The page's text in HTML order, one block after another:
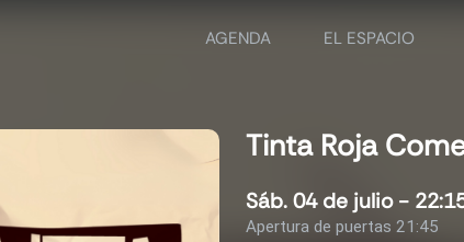
AGENDA EL ESPACIO
Tinta Roja
Sáb. 04 de julio -
Apertura de puertas 21:45